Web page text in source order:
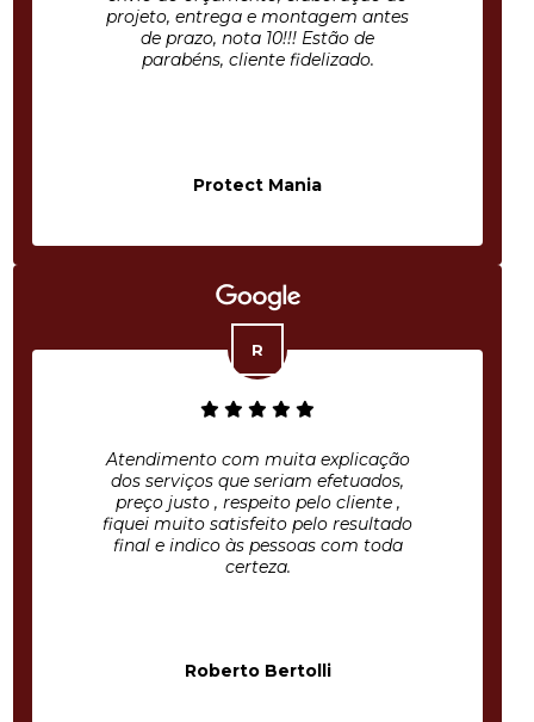
projeto, entrega e montagem antes
de prazo, nota 10!!! Estão de
parabéns, cliente fidelizado.
Protect Mania
Atendimento com muita explicação
dos serviços que seriam efetuados,
preço justo , respeito pelo cliente ,
fiquei muito satisfeito pelo resultado
final e indico às pessoas com toda
certeza.
Roberto Bertolli